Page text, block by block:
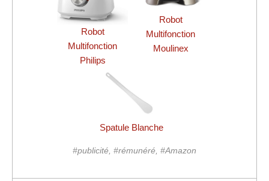
Robot
Multifonction
Philips
Robot
Multifonction
Moulinex
Spatule Blanche
#publicité, #rémunéré, #Amazon